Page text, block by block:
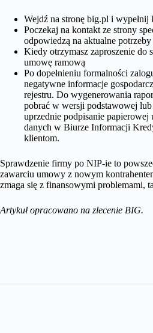
Wejdź na stronę big.pl i
Poczekaj na kontakt ze strony
odpowiedzą na aktualne
Kiedy otrzymasz zaproszenie do
umowę ramową
Po dopełnieniu formalności
negatywne informacje
rejestru. Do wygenerowania
pobrać w wersji podstawowej lub
uprzednie podpisanie
danych w Biurze Informacji
klientom.
Sprawdzenie firmy po NIP-ie to
zawarciu umowy z nowym
zmaga się z finansowymi problemami,
Artykuł opracowano na zlecenie BIG.